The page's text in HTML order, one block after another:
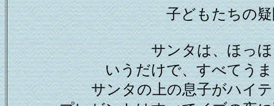
子どもたちの
サンタは、ほっ
いうだけで、すべてう
サンタの上の息子がハイ